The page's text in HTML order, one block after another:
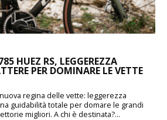
HUEZ RS, LEGGEREZZA
PER DOMINARE LE VETTE
regina delle vette: leggerezza
guidabilità totale per domare le grandi
migliori. A chi è destinata?...